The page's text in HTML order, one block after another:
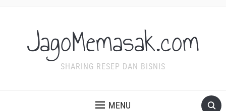
JagoMemasak.com
SHARING RESEP DAN BISNIS
MENU